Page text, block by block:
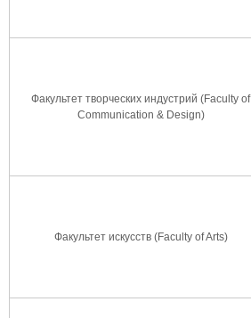
Факультет творческих индустрий (Faculty of
Communication & Design)
Факультет искусств (Faculty of Arts)